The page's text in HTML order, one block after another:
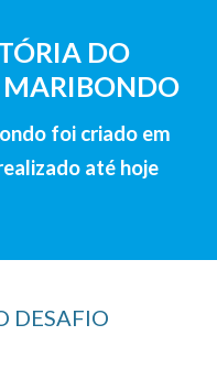
DO
foi criado em
até hoje
DESAFIO